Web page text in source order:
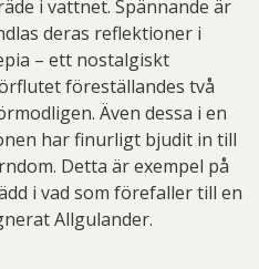
i vattnet. Spännande är
deras reflektioner i
– ett nostalgiskt
föreställandes två
Även dessa i en
har finurligt bjudit in till
Detta är exempel på
i vad som förefaller till en
Allgulander.